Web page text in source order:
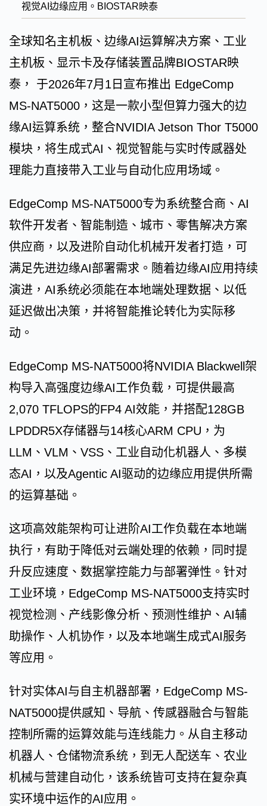
视觉AI边缘应用。BIOSTAR映泰
全球知名主机板、边缘AI运算解决方案、工业
主机板、显示卡及存储装置品牌BIOSTAR映
泰， 于2026年7月1日宣布推出 EdgeComp
MS-NAT5000，这是一款小型但算力强大的边
缘AI运算系统，整合NVIDIA Jetson Thor T5000
模块，将生成式AI、视觉智能与实时传感器处
理能力直接带入工业与自动化应用场域。
EdgeComp MS-NAT5000专为系统整合商、AI
软件开发者、智能制造、城市、零售解决方案
供应商，以及进阶自动化机械开发者打造，可
满足先进边缘AI部署需求。随着边缘AI应用持续
演进，AI系统必须能在本地端处理数据、以低
延迟做出决策，并将智能推论转化为实际移
动。
EdgeComp MS-NAT5000将NVIDIA Blackwell架
构导入高强度边缘AI工作负载，可提供最高
2,070 TFLOPS的FP4 AI效能，并搭配128GB
LPDDR5X存储器与14核心ARM CPU，为
LLM、VLM、VSS、工业自动化机器人、多模
态AI，以及Agentic AI驱动的边缘应用提供所需
的运算基础。
这项高效能架构可让进阶AI工作负载在本地端
执行，有助于降低对云端处理的依赖，同时提
升反应速度、数据掌控能力与部署弹性。针对
工业环境，EdgeComp MS-NAT5000支持实时
视觉检测、产线影像分析、预测性维护、AI辅
助操作、人机协作，以及本地端生成式AI服务
等应用。
针对实体AI与自主机器部署，EdgeComp MS-
NAT5000提供感知、导航、传感器融合与智能
控制所需的运算效能与连线能力。从自主移动
机器人、仓储物流系统，到无人配送车、农业
机械与营建自动化，该系统皆可支持在复杂真
实环境中运作的AI应用。